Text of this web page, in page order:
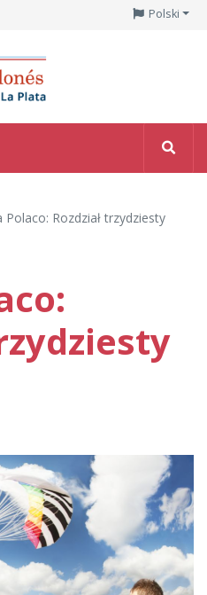
Polski
Polaco: Rozdział trzydziesty